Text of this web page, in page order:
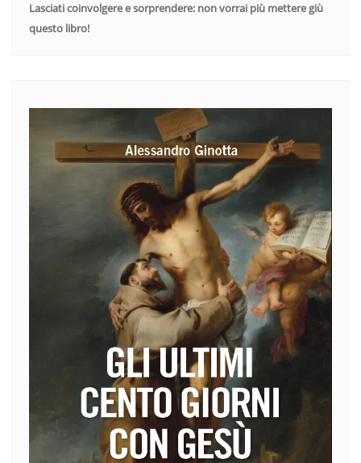
Lasciati coinvolgere e sorprendere: non vorrai più mettere giù
questo libro!